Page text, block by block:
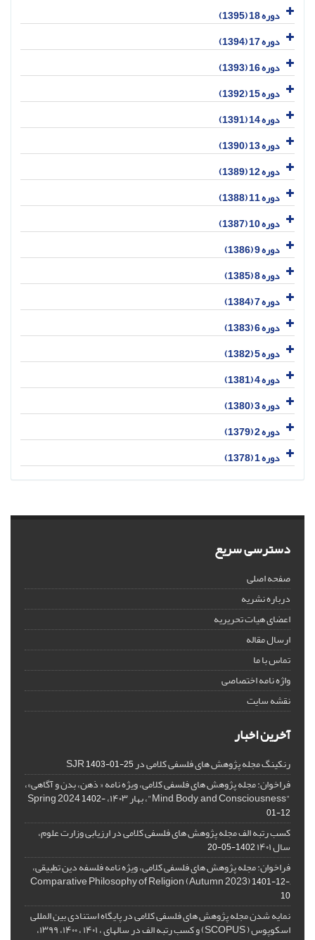
دوره 18 (1395)
دوره 17 (1394)
دوره 16 (1393)
دوره 15 (1392)
دوره 14 (1391)
دوره 13 (1390)
دوره 12 (1389)
دوره 11 (1388)
دوره 10 (1387)
دوره 9 (1386)
دوره 8 (1385)
دوره 7 (1384)
دوره 6 (1383)
دوره 5 (1382)
دوره 4 (1381)
دوره 3 (1380)
دوره 2 (1379)
دوره 1 (1378)
دسترسی سریع
صفحه اصلی
درباره نشریه
اعضای هیات تحریریه
ارسال مقاله
تماس با ما
واژه نامه اختصاصی
نقشه سایت
آخرین اخبار
رنکینگ مجله پژوهش های فلسفی کلامی در SJR1403-01-25
فراخوان: مجله پژوهش های فلسفی کلامی، ویژه نامه « ذهن، بدن و آگاهی»،
"Mind, Body, and Consciousness"، بهار ۱۴۰۳، Spring 2024
1402-
01-12
کسب رتبه الف مجله پژوهش های فلسفی کلامی در ارزیابی وزارت علوم،
سال ۱۴۰۱ 1402-05-20
فراخوان: مجله پژوهش های فلسفی کلامی، ویژه نامه فلسفه دین تطبیقی،
,Comparative Philosophy of Religion (Autumn 2023)
1401-12-
10
نمایه شدن مجله پژوهش های فلسفی کلامی در پایگاه استنادی بین المللی
اسکوپوس ( SCOPUS) و کسب رتبه الف در سالهای ، ۱۴۰۱ ، ۱۴۰۰، ۱۳۹۹،